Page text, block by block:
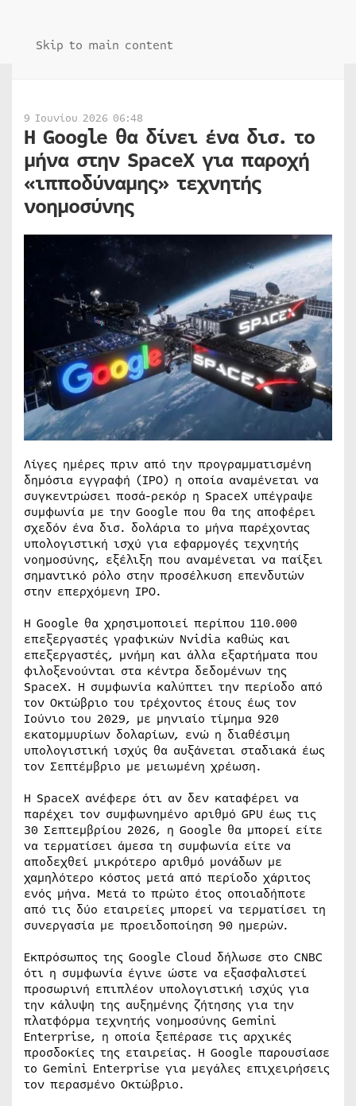
Skip to main content
9 Ιουνίου 2026 06:48
Η Google θα δίνει ένα δισ. το
μήνα στην SpaceX για παροχή
«ιπποδύναμης» τεχνητής
νοημοσύνης
Λίγες ημέρες πριν από την προγραμματισμένη
δημόσια εγγραφή (IPO) η οποία αναμένεται να
συγκεντρώσει ποσά-ρεκόρ η SpaceX υπέγραψε
συμφωνία με την Google που θα της αποφέρει
σχεδόν ένα δισ. δολάρια το μήνα παρέχοντας
υπολογιστική ισχύ για εφαρμογές τεχνητής
νοημοσύνης, εξέλιξη που αναμένεται να παίξει
σημαντικό ρόλο στην προσέλκυση επενδυτών
στην επερχόμενη IPO.
Η Google θα χρησιμοποιεί περίπου 110.000
επεξεργαστές γραφικών Nvidia καθώς και
επεξεργαστές, μνήμη και άλλα εξαρτήματα που
φιλοξενούνται στα κέντρα δεδομένων της
SpaceX. Η συμφωνία καλύπτει την περίοδο από
τον Οκτώβριο του τρέχοντος έτους έως τον
Ιούνιο του 2029, με μηνιαίο τίμημα 920
εκατομμυρίων δολαρίων, ενώ η διαθέσιμη
υπολογιστική ισχύς θα αυξάνεται σταδιακά έως
τον Σεπτέμβριο με μειωμένη χρέωση.
Η SpaceX ανέφερε ότι αν δεν καταφέρει να
παρέχει τον συμφωνημένο αριθμό GPU έως τις
30 Σεπτεμβρίου 2026, η Google θα μπορεί είτε
να τερματίσει άμεσα τη συμφωνία είτε να
αποδεχθεί μικρότερο αριθμό μονάδων με
χαμηλότερο κόστος μετά από περίοδο χάριτος
ενός μήνα. Μετά το πρώτο έτος οποιαδήποτε
από τις δύο εταιρείες μπορεί να τερματίσει τη
συνεργασία με προειδοποίηση 90 ημερών.
Εκπρόσωπος της Google Cloud δήλωσε στο CNBC
ότι η συμφωνία έγινε ώστε να εξασφαλιστεί
προσωρινή επιπλέον υπολογιστική ισχύς για
την κάλυψη της αυξημένης ζήτησης για την
πλατφόρμα τεχνητής νοημοσύνης Gemini
Enterprise, η οποία ξεπέρασε τις αρχικές
προσδοκίες της εταιρείας. Η Google παρουσίασε
το Gemini Enterprise για μεγάλες επιχειρήσεις
τον περασμένο Οκτώβριο.